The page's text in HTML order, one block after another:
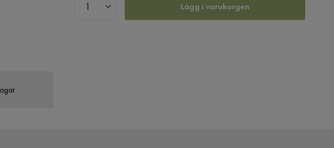
Lägg i varukorgen